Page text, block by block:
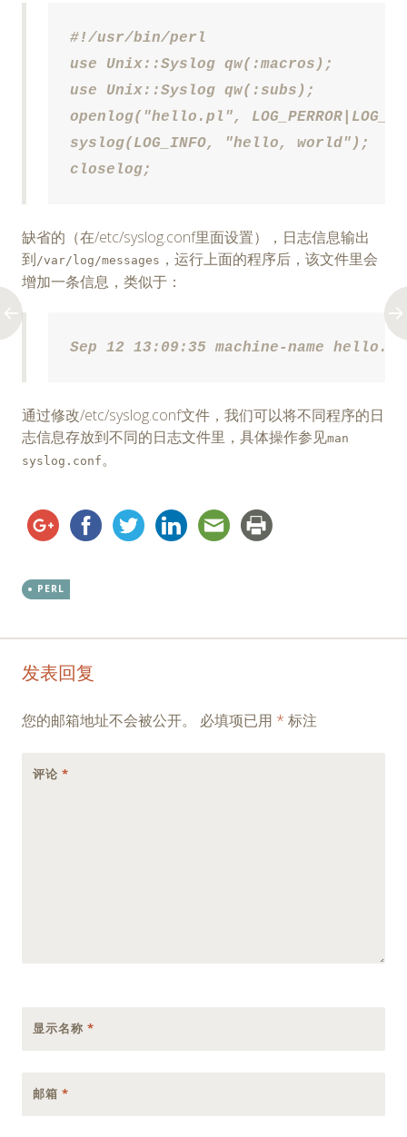
#!/usr/bin/perl
use Unix::Syslog qw(:macros);
use Unix::Syslog qw(:subs);
openlog("hello.pl",
syslog(LOG_INFO, "hello, world");
closelog;
缺省的（在/etc/syslog.conf里面设置），日志信息输出
到 /var/log/messages ，运行上面的程序后，该文件里会
增加一条信息，类似于：
Sep 12 13:09:35 machine-name
通过修改/etc/syslog.conf文件，我们可以将不同程序的日
志信息存放到不同的日志文件里，具体操作参见man
syslog.conf。
PERL
Post
navigation
发表回复
您的邮箱地址不会被公开。 必填项已用 * 标注
评论 *
显示名称 *
邮箱 *